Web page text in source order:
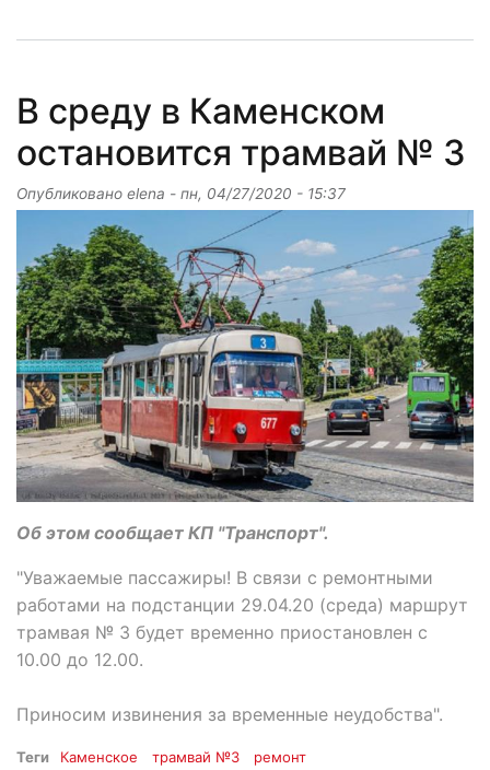
В среду в Каменском
остановится трамвай № 3
Опубликовано elena - пн, 04/27/2020 - 15:37
Об этом сообщает КП "Транспорт".
"Уважаемые пассажиры! В связи с ремонтными
работами на подстанции 29.04.20 (среда) маршрут
трамвая № 3 будет временно приостановлен с
10.00 до 12.00.
Приносим извинения за временные неудобства".
Теги Каменское трамвай №3 ремонт